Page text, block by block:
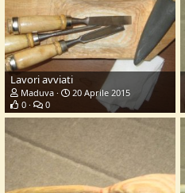
Lavori avviati
Maduva
20 Aprile 2015
0
0